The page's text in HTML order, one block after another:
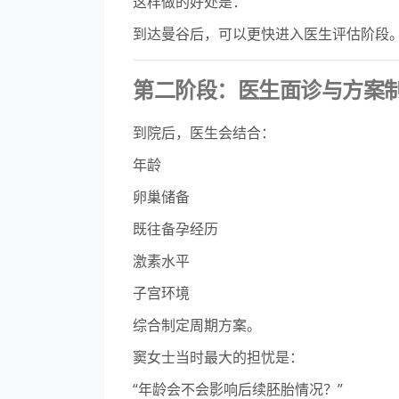
到达曼谷后，可以更快进入医生评估阶段
第二阶段：医生面诊与方案
到院后，医生会结合：
年龄
卵巢储备
既往备孕经历
激素水平
子宫环境
综合制定周期方案。
窦女士当时最大的担忧是：
“年龄会不会影响后续胚胎情况？”